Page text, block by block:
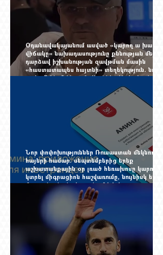
Օդանավակայանում ասված «կարող ա խառնվի
վիճակը» նախադասությունը քննության մեջ
դարձավ իշխանության զավթման մասին
«հաստատապես հայտնի» տեղեկություն. նույն
օրվա 7-ին մեկնող Հովհաննես Սահակյանը դեռ
Նոր փոփոխություններ Ռուսաստան մեկնող
հայերի համար. սեպտեմբերից երեք
աշխատանքային օր լռած հեռախոսը կարող է
կտրել միգրացիոն հաշվառումը, նույնիսկ երբ
մարդը նույն բնակարանում է և իր
փաստաթղթերը կարգին են